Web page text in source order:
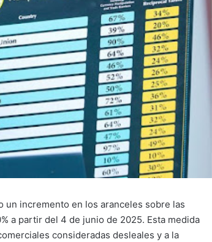
un incremento en los aranceles sobre las
a partir del 4 de junio de 2025. Esta medida
consideradas desleales y a la